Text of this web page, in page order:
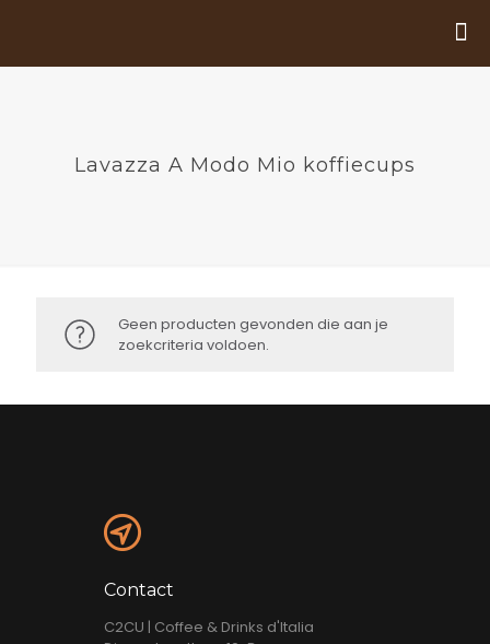
Lavazza A Modo Mio koffiecups
Geen producten gevonden die aan je
zoekcriteria voldoen.
Contact
C2CU | Coffee & Drinks d'Italia